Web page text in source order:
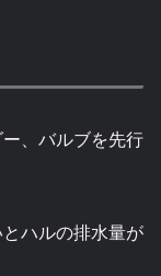
、バルブを先行
ハルの排水量が